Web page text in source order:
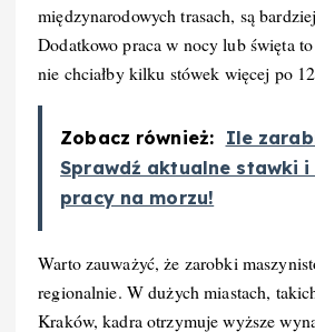
międzynarodowych trasach, są
Dodatkowo praca w nocy lub święta
nie chciałby kilku stówek więcej po
Zobacz również: Ile
Sprawdź aktualne stawki i
pracy na morzu!
Warto zauważyć, że zarobki
regionalnie. W dużych miastach,
Kraków, kadra otrzymuje wyższe